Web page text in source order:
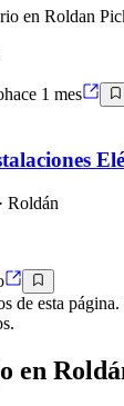
en Roldan
hace 1 mes
· Roldán
de esta
en